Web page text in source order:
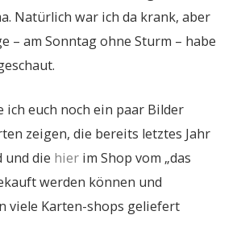
Natürlich war ich da krank, aber
– am Sonntag ohne Sturm – habe
ich euch noch ein paar Bilder
zeigen, die bereits letztes Jahr
und die hier im Shop vom „das
werden können und
viele Karten-shops geliefert